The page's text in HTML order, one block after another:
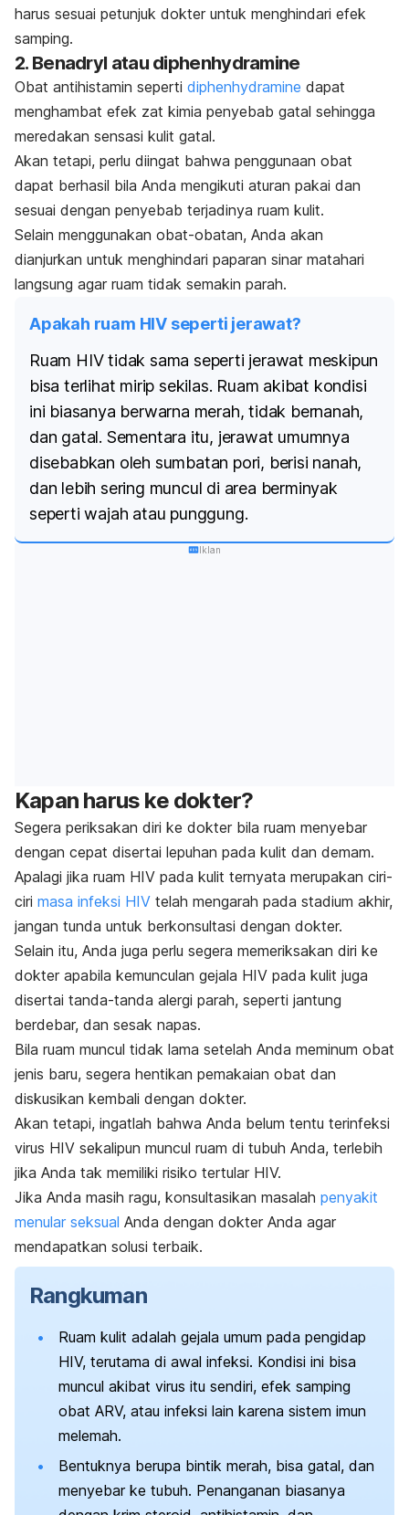
harus sesuai petunjuk dokter untuk menghindari efek
samping.
2. Benadryl atau diphenhydramine
Obat antihistamin seperti diphenhydramine dapat
menghambat efek zat kimia penyebab gatal sehingga
meredakan sensasi kulit gatal.
Akan tetapi, perlu diingat bahwa penggunaan obat
dapat berhasil bila Anda mengikuti aturan pakai dan
sesuai dengan penyebab terjadinya ruam kulit.
Selain menggunakan obat-obatan, Anda akan
dianjurkan untuk menghindari paparan sinar matahari
langsung agar ruam tidak semakin parah.
Apakah ruam HIV seperti jerawat?
Ruam HIV tidak sama seperti jerawat meskipun
bisa terlihat mirip sekilas. Ruam akibat kondisi
ini biasanya berwarna merah, tidak bernanah,
dan gatal. Sementara itu, jerawat umumnya
disebabkan oleh sumbatan pori, berisi nanah,
dan lebih sering muncul di area berminyak
seperti wajah atau punggung.
Iklan
Kapan harus ke dokter?
Segera periksakan diri ke dokter bila ruam menyebar
dengan cepat disertai lepuhan pada kulit dan demam.
Apalagi jika ruam HIV pada kulit ternyata merupakan ciri-
ciri masa infeksi HIV telah mengarah pada stadium akhir,
jangan tunda untuk berkonsultasi dengan dokter.
Selain itu, Anda juga perlu segera memeriksakan diri ke
dokter apabila kemunculan gejala HIV pada kulit juga
disertai tanda-tanda alergi parah, seperti jantung
berdebar, dan sesak napas.
Bila ruam muncul tidak lama setelah Anda meminum obat
jenis baru, segera hentikan pemakaian obat dan
diskusikan kembali dengan dokter.
Akan tetapi, ingatlah bahwa Anda belum tentu terinfeksi
virus HIV sekalipun muncul ruam di tubuh Anda, terlebih
jika Anda tak memiliki risiko tertular HIV.
Jika Anda masih ragu, konsultasikan masalah penyakit
menular seksual Anda dengan dokter Anda agar
mendapatkan solusi terbaik.
Rangkuman
Ruam kulit adalah gejala umum pada pengidap
HIV, terutama di awal infeksi. Kondisi ini bisa
muncul akibat virus itu sendiri, efek samping
obat ARV, atau infeksi lain karena sistem imun
melemah.
Bentuknya berupa bintik merah, bisa gatal, dan
menyebar ke tubuh. Penanganan biasanya